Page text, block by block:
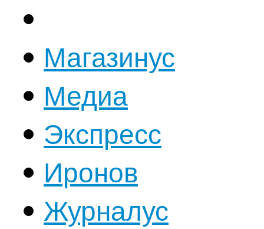
Магазинус
Медиа
Экспресс
Иронов
Журналус